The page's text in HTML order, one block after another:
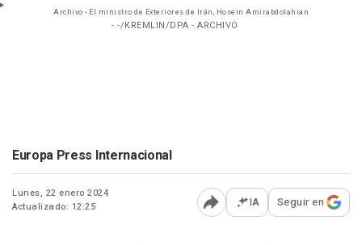
Archivo - El ministro de Exteriores de Irán, Hosein Amirabdolahian
- -/KREMLIN/DPA - ARCHIVO
Europa Press Internacional
Lunes, 22 enero 2024
Actualizado: 12:25
Abrir opciones para
IA Seguir en